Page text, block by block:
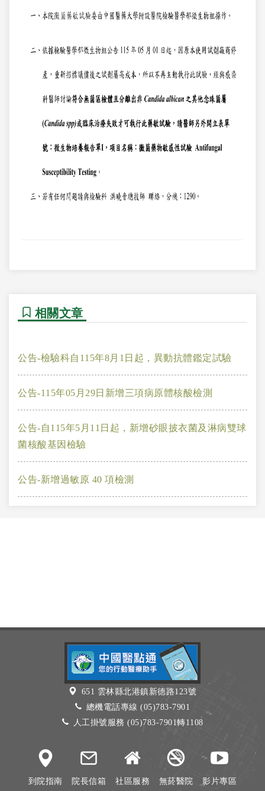
相關文章
公告-檢驗科自115年8月1日起，異動抗體鑑定試驗
公告-115年05月29日新增三項病原體核酸檢測
公告-自115年5月11日起，新增砂眼披衣菌及淋病雙球
菌核酸基因檢驗
公告-新增過敏原 40 項檢測
651 雲林縣北港鎮新德路123號
總機電話專線 (05)783-7901
人工掛號服務 (05)783-7901轉1108
到院指南 院長信箱 社區服務 無菸醫院 影片專區